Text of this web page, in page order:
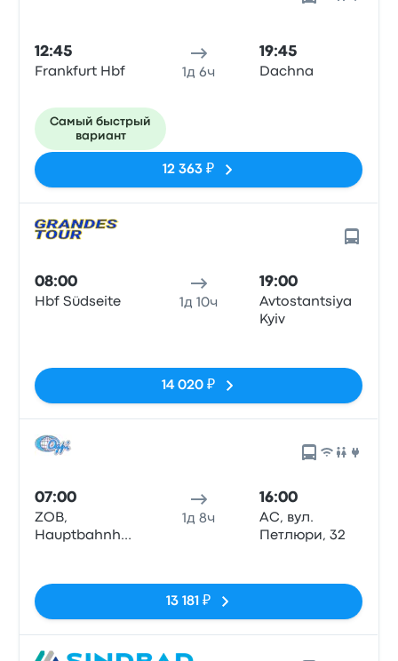
12:45
Frankfurt Hbf 1д 6ч
19:45
Dachna
Самый быстрый
вариант
12 363 ₽
08:00
Hbf Südseite 1д 10ч
19:00
Avtostantsiya
Kyiv
14 020 ₽
07:00
ZOB,
Hauptbahnhof
1д 8ч
16:00
АС, вул.
Петлюри, 32
13 181 ₽